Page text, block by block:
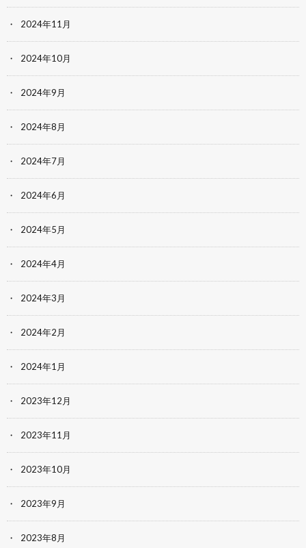
2024年11月
2024年10月
2024年9月
2024年8月
2024年7月
2024年6月
2024年5月
2024年4月
2024年3月
2024年2月
2024年1月
2023年12月
2023年11月
2023年10月
2023年9月
2023年8月